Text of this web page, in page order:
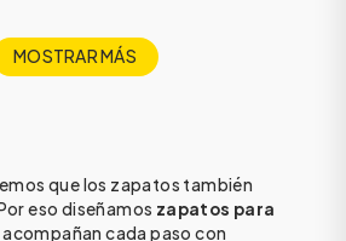
MOSTRAR MÁS
que los zapatos también
eso diseñamos zapatos para
acompañan cada paso con